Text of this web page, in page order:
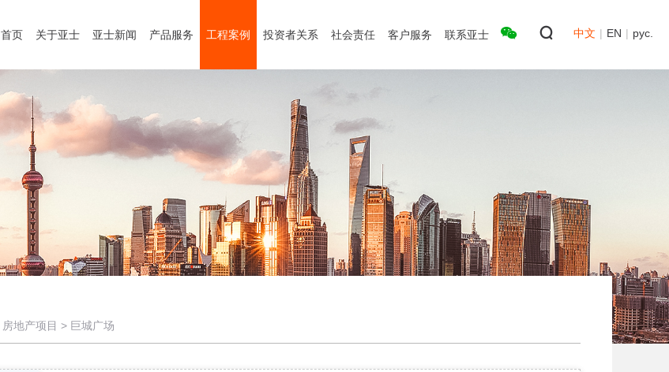
首页 关于亚士 亚士新闻 产品服务 工程案例 投资者关系 社会责任 客户服务 联系亚士 中文 | EN | рус.
房地产项目 > 巨城广场